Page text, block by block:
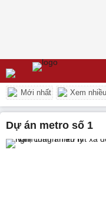
Mới nhất Xem nhiều
dự án metro số 1